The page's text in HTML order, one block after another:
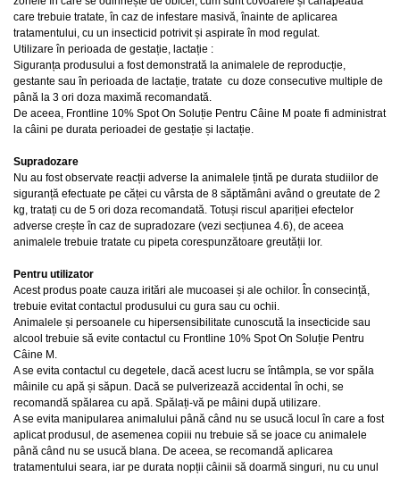
care trebuie tratate, în caz de infestare masivă, înainte de aplicarea
tratamentului, cu un insecticid potrivit și aspirate în mod regulat.
Utilizare în perioada de gestație, lactație :
Siguranța produsului a fost demonstrată la animalele de reproducție,
gestante sau în perioada de lactație, tratate cu doze consecutive multiple de
până la 3 ori doza maximă recomandată.
De aceea, Frontline 10% Spot On Soluție Pentru Câine M poate fi administrat
la câini pe durata perioadei de gestație și lactație.
Supradozare
Nu au fost observate reacții adverse la animalele țintă pe durata studiilor de
siguranță efectuate pe căței cu vârsta de 8 săptămâni având o greutate de 2
kg, tratați cu de 5 ori doza recomandată. Totuși riscul apariției efectelor
adverse crește în caz de supradozare (vezi secțiunea 4.6), de aceea
animalele trebuie tratate cu pipeta corespunzătoare greutății lor.
Pentru utilizator
Acest produs poate cauza iritări ale mucoasei și ale ochilor. În consecință,
trebuie evitat contactul produsului cu gura sau cu ochii.
Animalele și persoanele cu hipersensibilitate cunoscută la insecticide sau
alcool trebuie să evite contactul cu Frontline 10% Spot On Soluție Pentru
Câine M.
A se evita contactul cu degetele, dacă acest lucru se întâmpla, se vor spăla
mâinile cu apă și săpun. Dacă se pulverizează accidental în ochi, se
recomandă spălarea cu apă. Spălați-vă pe mâini după utilizare.
A se evita manipularea animalului până când nu se usucă locul în care a fost
aplicat produsul, de asemenea copiii nu trebuie să se joace cu animalele
până când nu se usucă blana. De aceea, se recomandă aplicarea
tratamentului seara, iar pe durata nopții câinii să doarmă singuri, nu cu unul